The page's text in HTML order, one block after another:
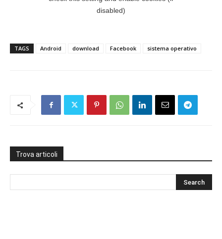
TAGS Android download Facebook sistema operativo
Trova articoli